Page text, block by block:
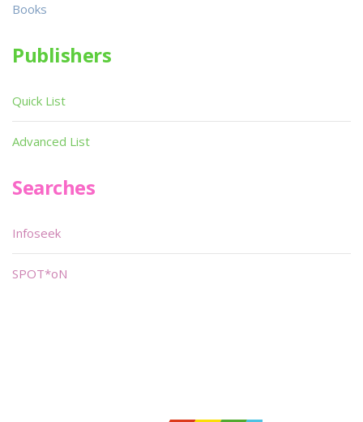
Books
Publishers
Quick List
Advanced List
Searches
Infoseek
SPOT*oN